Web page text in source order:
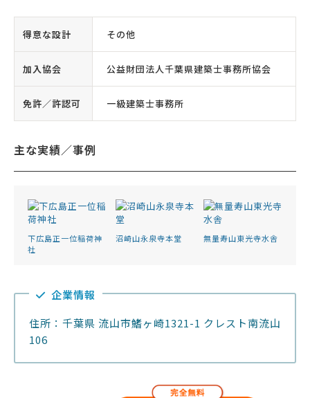
得意な設計 その他
加入協会 公益財団法人千葉県建築士事務所協会
免許／許認可 一級建築士事務所
主な実績／事例
下広島正一位稲荷神
社
沼崎山永泉寺本堂 無量寿山東光寺水舎
企業情報
住所：千葉県 流山市鰭ヶ崎1321-1 クレスト南流山
106